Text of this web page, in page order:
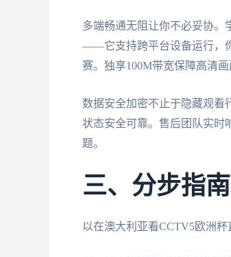
多端畅通无阻让你不必妥协。
——它支持跨平台设备运行，
赛。独享100M带宽保障高清
数据安全加密不止于隐藏观看
状态安全可靠。售后团队实时
题。
三、分步指
以在澳大利亚看CCTV5欧洲杯